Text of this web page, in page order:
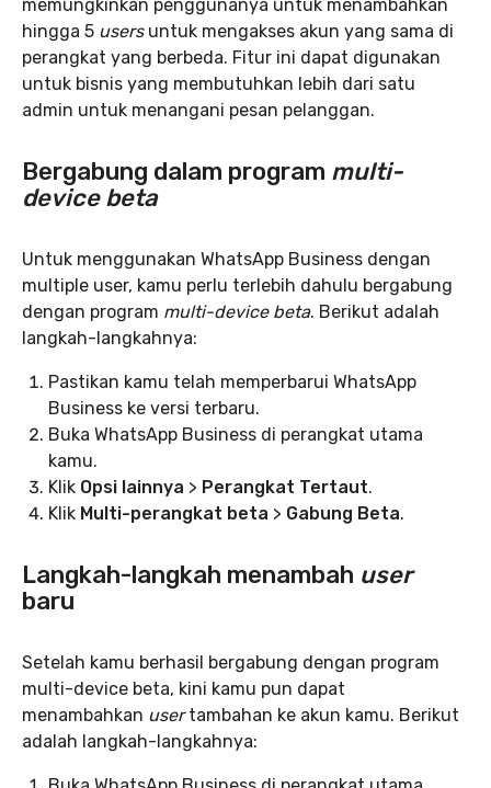
memungkinkan penggunanya untuk menambahkan
hingga 5 users untuk mengakses akun yang sama di
perangkat yang berbeda. Fitur ini dapat digunakan
untuk bisnis yang membutuhkan lebih dari satu
admin untuk menangani pesan pelanggan.
Bergabung dalam program multi-
device beta
Untuk menggunakan WhatsApp Business dengan
multiple user, kamu perlu terlebih dahulu bergabung
dengan program multi-device beta. Berikut adalah
langkah-langkahnya:
Pastikan kamu telah memperbarui WhatsApp
Business ke versi terbaru.
Buka WhatsApp Business di perangkat utama
kamu.
Klik Opsi lainnya > Perangkat Tertaut.
Klik Multi-perangkat beta > Gabung Beta.
Langkah-langkah menambah user
baru
Setelah kamu berhasil bergabung dengan program
multi-device beta, kini kamu pun dapat
menambahkan usertambahan ke akun kamu. Berikut
adalah langkah-langkahnya: